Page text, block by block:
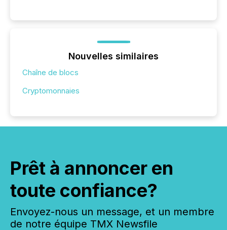
Nouvelles similaires
Chaîne de blocs
Cryptomonnaies
Prêt à annoncer en
toute confiance?
Envoyez-nous un message, et un membre
de notre équipe TMX Newsfile